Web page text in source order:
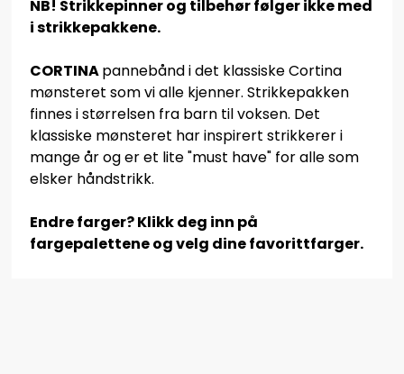
NB! Strikkepinner og tilbehør følger ikke med
i strikkepakkene.
CORTINApannebånd i det klassiske Cortina
mønsteret som vi alle kjenner. Strikkepakken
finnes i størrelsen fra barn til voksen. Det
klassiske mønsteret har inspirert strikkerer i
mange år og er et lite "must have" for alle som
elsker håndstrikk.
Endre farger? Klikk deg inn på
fargepalettene og velg dine favorittfarger.